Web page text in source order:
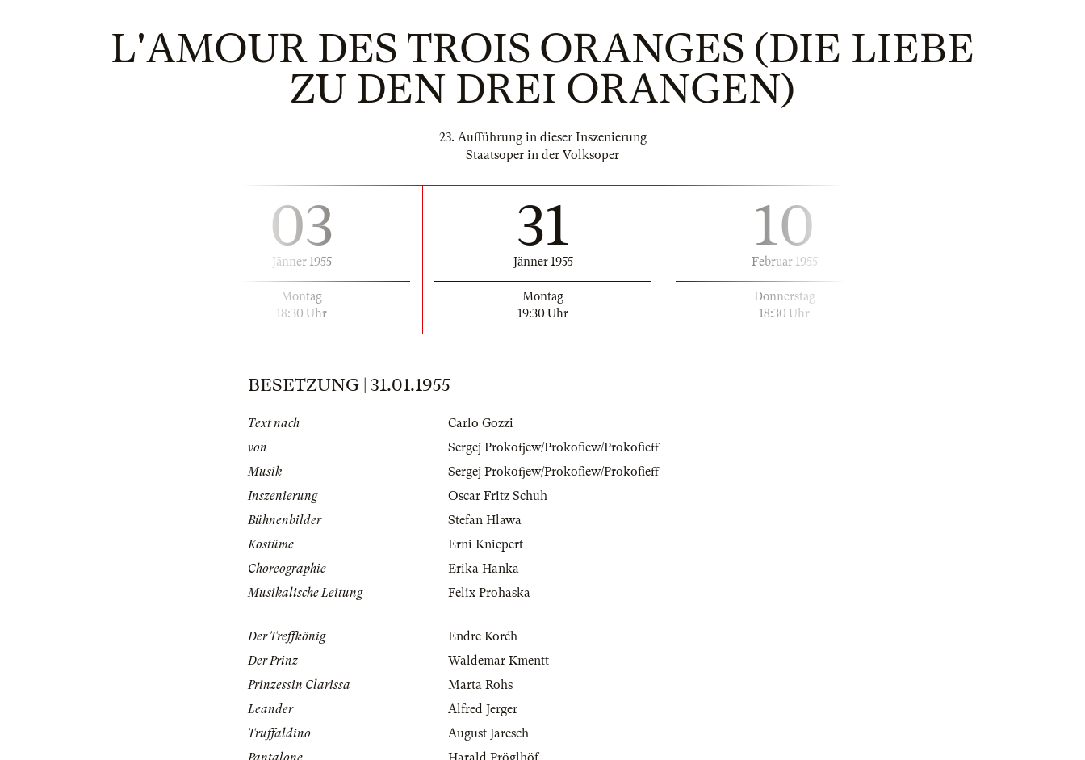
L'AMOUR DES TROIS ORANGES (DIE LIEBE
ZU DEN DREI ORANGEN)
23. Aufführung in dieser Inszenierung
Staatsoper in der Volksoper
03
Jänner 1955
Montag
18:30 Uhr
31
Jänner 1955
Montag
19:30 Uhr
10
Februar 1955
Donnerstag
18:30 Uhr
BESETZUNG | 31.01.1955
Text nach
Carlo Gozzi
von
Sergej Prokofjew/Prokofiew/Prokofieff
Musik
Sergej Prokofjew/Prokofiew/Prokofieff
Inszenierung
Oscar Fritz Schuh
Bühnenbilder
Stefan Hlawa
Kostüme
Erni Kniepert
Choreographie
Erika Hanka
Musikalische Leitung
Felix Prohaska
Der Treffkönig
Endre Koréh
Der Prinz
Waldemar Kmentt
Prinzessin Clarissa
Marta Rohs
Leander
Alfred Jerger
Truffaldino
August Jaresch